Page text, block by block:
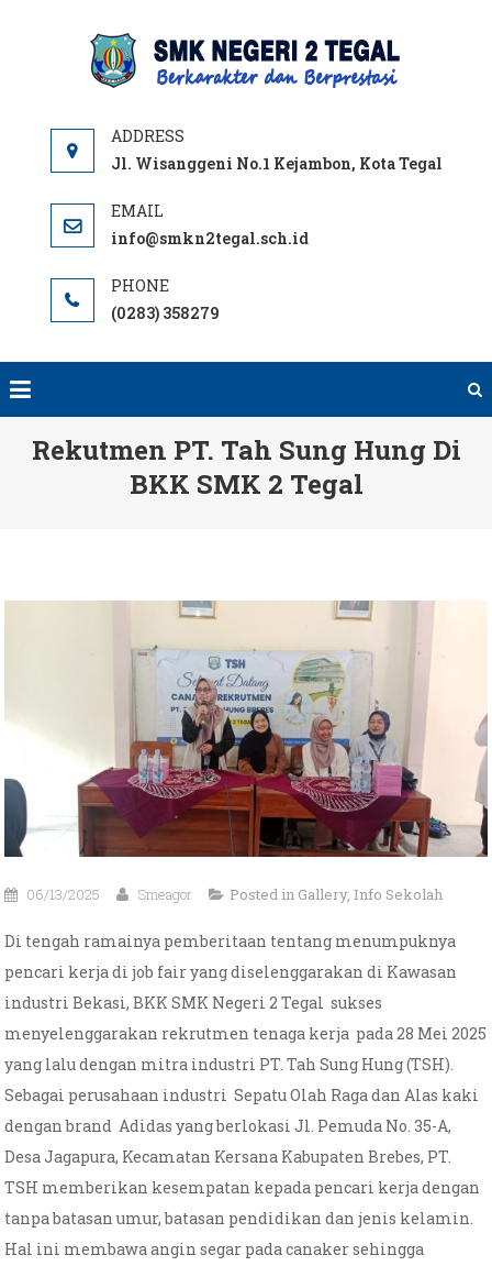
Jl. Wisanggeni No.1 Kejambon, Kota Tegal
info@smkn2tegal.sch.id
(0283) 358279
Rekutmen PT. Tah Sung Hung Di
BKK SMK 2 Tegal
06/13/2025 Smeagor Posted in Gallery, Info Sekolah
Di tengah ramainya pemberitaan tentang menumpuknya
pencari kerja di job fair yang diselenggarakan di Kawasan
industri Bekasi, BKK SMK Negeri 2 Tegal sukses
menyelenggarakan rekrutmen tenaga kerja pada 28 Mei 2025
yang lalu dengan mitra industri PT. Tah Sung Hung (TSH).
Sebagai perusahaan industri Sepatu Olah Raga dan Alas kaki
dengan brand Adidas yang berlokasi Jl. Pemuda No. 35-A,
Desa Jagapura, Kecamatan Kersana Kabupaten Brebes, PT.
TSH memberikan kesempatan kepada pencari kerja dengan
tanpa batasan umur, batasan pendidikan dan jenis kelamin.
Hal ini membawa angin segar pada canaker sehingga